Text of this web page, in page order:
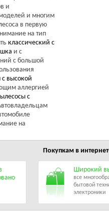
и
и многим
в первую
на тип
классический с
и с
с большой
с высокой
аллергией
с
на
Покупкам в
Широкий
все
бытовой
электроники